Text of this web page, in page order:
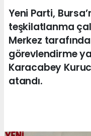
Yeni Parti,
teşkilatlanma
Merkez
görevlendirme
Karacabey
atandı.